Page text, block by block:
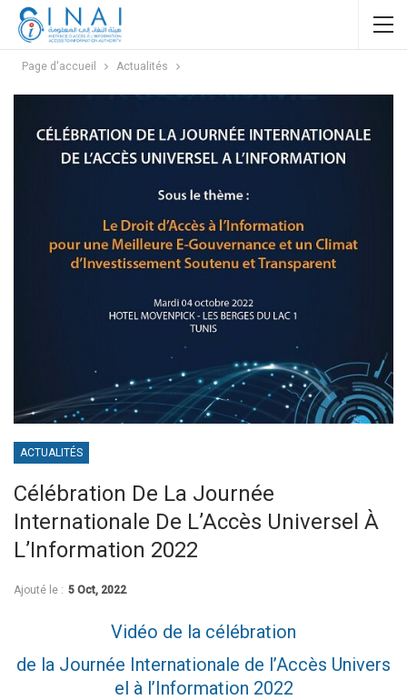
Page d'accueil Actualités
ACTUALITÉS
Célébration De La Journée
Internationale De L’Accès Universel À
L’Information 2022
Ajouté le : 5 Oct, 2022
Vidéo de la célébration
de la Journée Internationale de l’Accès Univers
el à l’Information 2022